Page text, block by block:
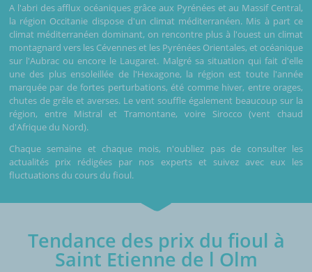
A l'abri des afflux océaniques grâce aux Pyrénées et au Massif Central,
la région Occitanie dispose d'un climat méditerranéen. Mis à part ce
climat méditerranéen dominant, on rencontre plus à l'ouest un climat
montagnard vers les Cévennes et les Pyrénées Orientales, et océanique
sur l'Aubrac ou encore le Laugaret. Malgré sa situation qui fait d'elle
une des plus ensoleillée de l'Hexagone, la région est toute l'année
marquée par de fortes perturbations, été comme hiver, entre orages,
chutes de grêle et averses. Le vent souffle également beaucoup sur la
région, entre Mistral et Tramontane, voire Sirocco (vent chaud
d'Afrique du Nord).
Chaque semaine et chaque mois, n'oubliez pas de consulter les
actualités prix rédigées par nos experts et suivez avec eux les
fluctuations du cours du fioul.
Tendance des prix du fioul à
Saint Etienne de l Olm